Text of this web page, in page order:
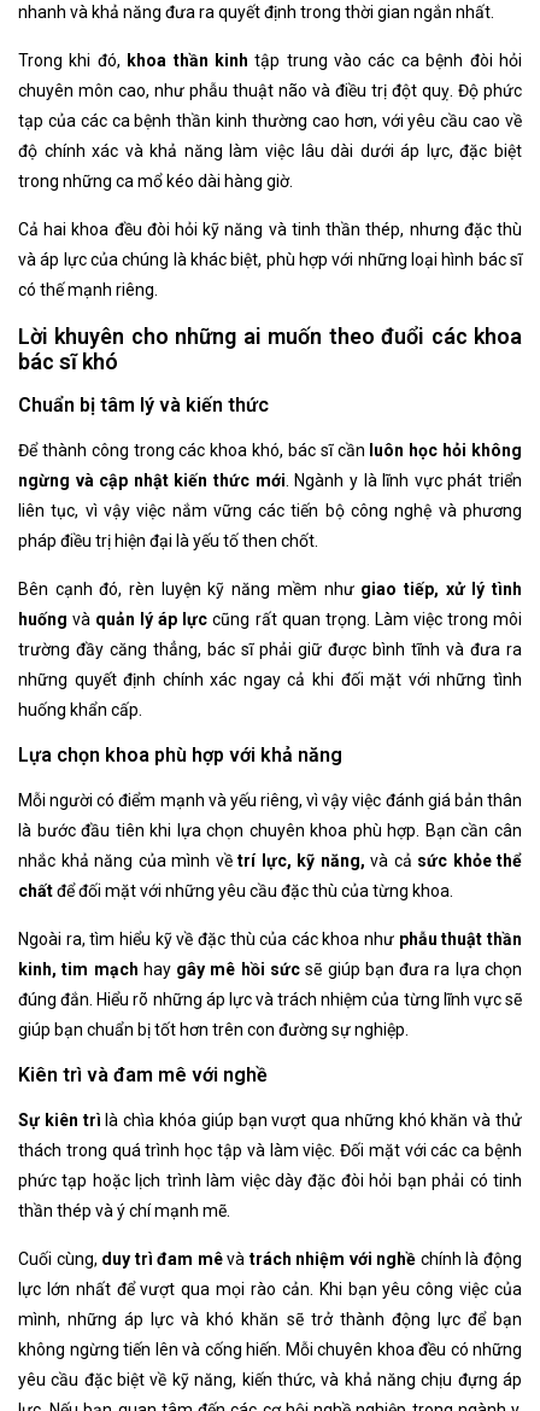
nhanh và khả năng đưa ra quyết định trong thời gian ngắn nhất.
Trong khi đó, khoa thần kinh tập trung vào các ca bệnh đòi hỏi
chuyên môn cao, như phẫu thuật não và điều trị đột quỵ. Độ phức
tạp của các ca bệnh thần kinh thường cao hơn, với yêu cầu cao về
độ chính xác và khả năng làm việc lâu dài dưới áp lực, đặc biệt
trong những ca mổ kéo dài hàng giờ.
Cả hai khoa đều đòi hỏi kỹ năng và tinh thần thép, nhưng đặc thù
và áp lực của chúng là khác biệt, phù hợp với những loại hình bác sĩ
có thế mạnh riêng.
Lời khuyên cho những ai muốn theo đuổi các khoa
bác sĩ khó
Chuẩn bị tâm lý và kiến thức
Để thành công trong các khoa khó, bác sĩ cần luôn học hỏi không
ngừng và cập nhật kiến thức mới . Ngành y là lĩnh vực phát triển
liên tục, vì vậy việc nắm vững các tiến bộ công nghệ và phương
pháp điều trị hiện đại là yếu tố then chốt.
Bên cạnh đó, rèn luyện kỹ năng mềm nhưgiao tiếp, xử lý tình
huống và quản lý áp lực cũng rất quan trọng. Làm việc trong môi
trường đầy căng thẳng, bác sĩ phải giữ được bình tĩnh và đưa ra
những quyết định chính xác ngay cả khi đối mặt với những tình
huống khẩn cấp.
Lựa chọn khoa phù hợp với khả năng
Mỗi người có điểm mạnh và yếu riêng, vì vậy việc đánh giá bản thân
là bước đầu tiên khi lựa chọn chuyên khoa phù hợp. Bạn cần cân
nhắc khả năng của mình vềtrí lực, kỹ năng, và cả sức khỏe thể
chấtđể đối mặt với những yêu cầu đặc thù của từng khoa.
Ngoài ra, tìm hiểu kỹ về đặc thù của các khoa như phẫu thuật thần
kinh, tim mạch hay gây mê hồi sức sẽ giúp bạn đưa ra lựa chọn
đúng đắn. Hiểu rõ những áp lực và trách nhiệm của từng lĩnh vực sẽ
giúp bạn chuẩn bị tốt hơn trên con đường sự nghiệp.
Kiên trì và đam mê với nghề
Sự kiên trì là chìa khóa giúp bạn vượt qua những khó khăn và thử
thách trong quá trình học tập và làm việc. Đối mặt với các ca bệnh
phức tạp hoặc lịch trình làm việc dày đặc đòi hỏi bạn phải có tinh
thần thép và ý chí mạnh mẽ.
Cuối cùng, duy trì đam mêvà trách nhiệm với nghề chính là động
lực lớn nhất để vượt qua mọi rào cản. Khi bạn yêu công việc của
mình, những áp lực và khó khăn sẽ trở thành động lực để bạn
không ngừng tiến lên và cống hiến. Mỗi chuyên khoa đều có những
yêu cầu đặc biệt về kỹ năng, kiến thức, và khả năng chịu đựng áp